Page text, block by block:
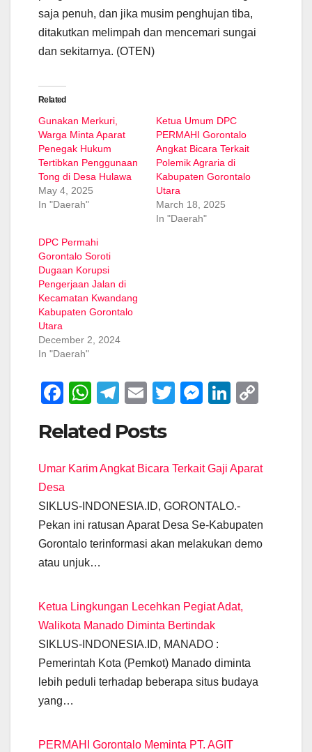
saja penuh, dan jika musim penghujan tiba,
ditakutkan melimpah dan mencemari sungai
dan sekitarnya. (OTEN)
Related
Gunakan Merkuri,
Warga Minta Aparat
Penegak Hukum
Tertibkan Penggunaan
Tong di Desa Hulawa
May 4, 2025
In "Daerah"
Ketua Umum DPC
PERMAHI Gorontalo
Angkat Bicara Terkait
Polemik Agraria di
Kabupaten Gorontalo
Utara
March 18, 2025
In "Daerah"
DPC Permahi
Gorontalo Soroti
Dugaan Korupsi
Pengerjaan Jalan di
Kecamatan Kwandang
Kabupaten Gorontalo
Utara
December 2, 2024
In "Daerah"
F
c
e
b
o
o
k
W
at
s
p
p
T
e
gr
m
E
ail
T
er
M
e
g
er
Li
e
dI
n
y
k
Related Posts
Umar Karim Angkat Bicara Terkait Gaji Aparat
Desa
SIKLUS-INDONESIA.ID, GORONTALO.-
Pekan ini ratusan Aparat Desa Se-Kabupaten
Gorontalo terinformasi akan melakukan demo
atau unjuk…
Ketua Lingkungan Lecehkan Pegiat Adat,
Walikota Manado Diminta Bertindak
SIKLUS-INDONESIA.ID, MANADO :
Pemerintah Kota (Pemkot) Manado diminta
lebih peduli terhadap beberapa situs budaya
yang…
PERMAHI Gorontalo Meminta PT. AGIT